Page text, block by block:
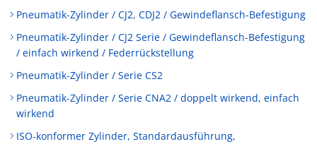
Pneumatik-Zylinder / CJ2, CDJ2 / Gewindeflansch-Befestigung
Pneumatik-Zylinder / CJ2 Serie / Gewindeflansch-Befestigung
/ einfach wirkend / Federrückstellung
Pneumatik-Zylinder / Serie CS2
Pneumatik-Zylinder / Serie CNA2 / doppelt wirkend, einfach
wirkend
ISO-konformer Zylinder, Standardausführung,